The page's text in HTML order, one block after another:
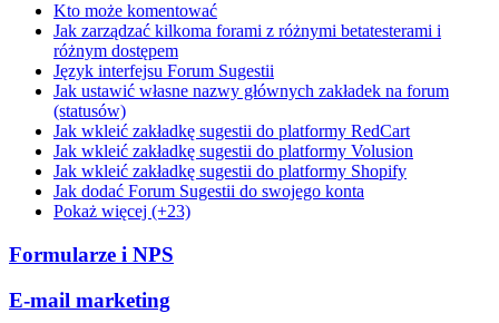
Kto może komentować
Jak zarządzać kilkoma forami z różnymi betatesterami i
różnym dostępem
Język interfejsu Forum Sugestii
Jak ustawić własne nazwy głównych zakładek na forum
(statusów)
Jak wkleić zakładkę sugestii do platformy RedCart
Jak wkleić zakładkę sugestii do platformy Volusion
Jak wkleić zakładkę sugestii do platformy Shopify
Jak dodać Forum Sugestii do swojego konta
Pokaż więcej (+23)
Formularze i NPS
E-mail marketing